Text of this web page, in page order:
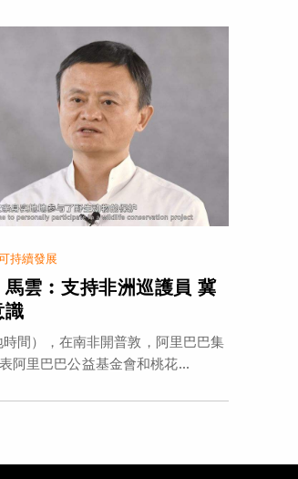
持續發展
馬雲︰支持非洲巡護員 冀
識
間），在南非開普敦，阿里巴巴集
阿里巴巴公益基金會和桃花...